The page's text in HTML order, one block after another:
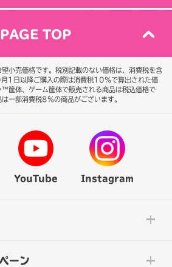
PAGE TOP
望小売価格です。税別記載のない価格は、消費税を含
1日以降ご購入の際は消費税10％で算出された価
™筐体、ゲーム筐体で販売される商品は税込価格で
一部消費税8％の商品がございます。
YouTube Instagram
ーン